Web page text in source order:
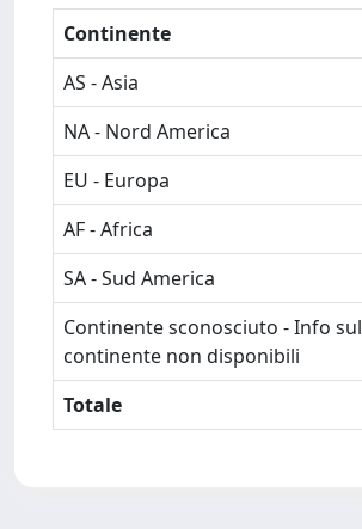
Continente
AS - Asia
NA - Nord America
EU - Europa
AF - Africa
SA - Sud America
Continente sconosciuto - Info sul
continente non disponibili
Totale